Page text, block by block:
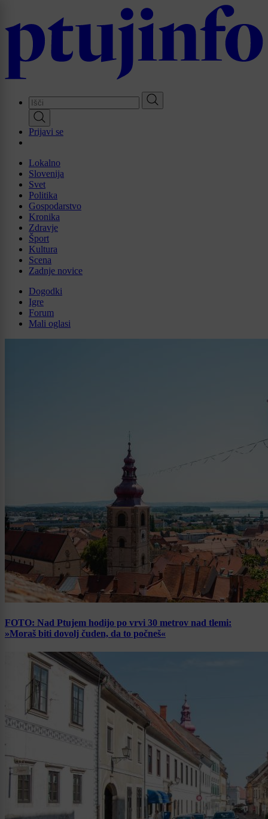
main
Prijavi se
Lokalno
Slovenija
Svet
Politika
Gospodarstvo
Kronika
Zdravje
Šport
Kultura
Scena
Zadnje novice
Dogodki
Igre
Forum
Mali oglasi
FOTO: Nad Ptujem hodijo po vrvi 30 metrov nad tlemi:
»Moraš biti dovolj čuden, da to počneš«